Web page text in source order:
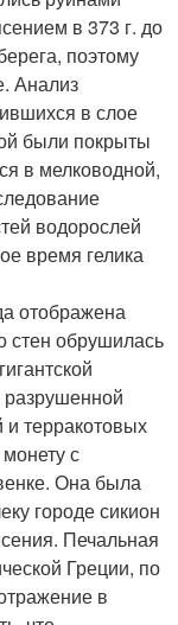
в 373 г. до
поэтому
Анализ
в слое
были покрыты
в мелководной,
водорослей
время гелика
отображена
стен обрушилась
терракотовых
с
Она была
городе сикион
Печальная
Греции, по
в